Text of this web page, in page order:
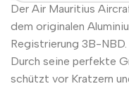
Der Air Mauritius
dem originalen
Registrierung 3B-NBD.
Durch seine perfekte
schützt vor Kratzern